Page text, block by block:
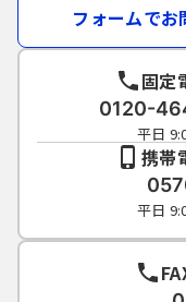
フォームでお
固定
0120-
平日
携帯
平日